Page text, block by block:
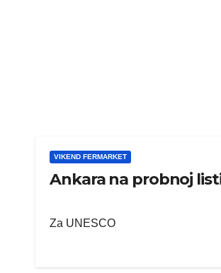
VIKEND FERMARKET
Ankara na probnoj
Za UNESCO